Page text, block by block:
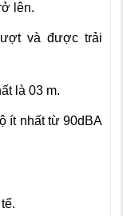
lên.
và được trải
là 03 m.
ít nhất từ 90dBA